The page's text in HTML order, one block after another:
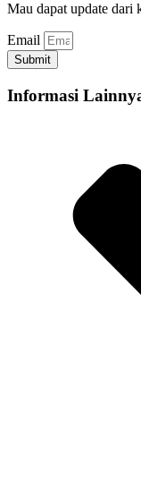
Mau dapat update dari
Email
Submit
Informasi